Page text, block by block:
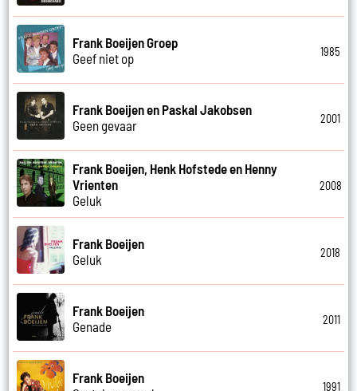
Frank Boeijen Groep
Geef niet op
1985
Frank Boeijen en Paskal Jakobsen
Geen gevaar
2001
Frank Boeijen, Henk Hofstede en Henny
Vrienten
Geluk
2008
Frank Boeijen
Geluk
2018
Frank Boeijen
Genade
2011
Frank Boeijen
1991